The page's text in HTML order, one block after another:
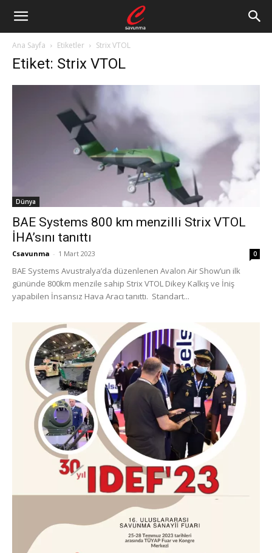
Ana Sayfa Etiketler Strix VTOL
Etiket: Strix VTOL
Dünya
BAE Systems 800 km menzilli Strix VTOL
İHA’sını tanıttı
Csavunma - 1 Mart 2023 0
BAE Systems Avustralya’da düzenlenen Avalon Air Show’un ilk
gününde 800km menzile sahip Strix VTOL Dikey Kalkış ve İniş
yapabilen İnsansız Hava Aracı tanıttı. Standart...